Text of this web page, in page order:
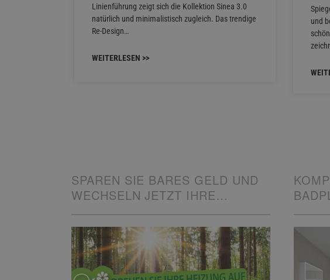
Linienführung zeigt sich die Kollektion Sinea 3.0
natürlich und minimalistisch zugleich. Das trendige
Re-Design…
WEITERLESEN >>
und
SPAREN SIE BARES GELD UND
WECHSELN JETZT IHRE